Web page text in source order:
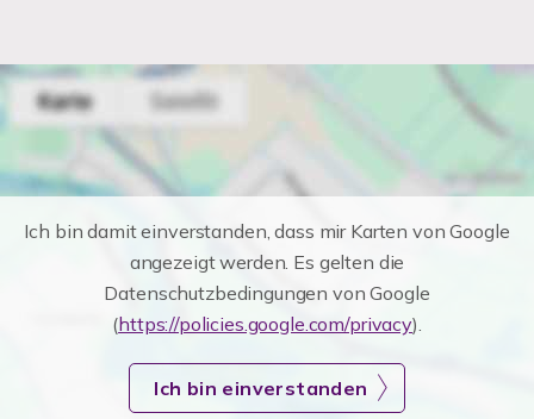
Ich bin damit einverstanden, dass mir Karten von Google
angezeigt werden. Es gelten die
Datenschutzbedingungen von Google
(https://policies.google.com/privacy).
Ich bin einverstanden